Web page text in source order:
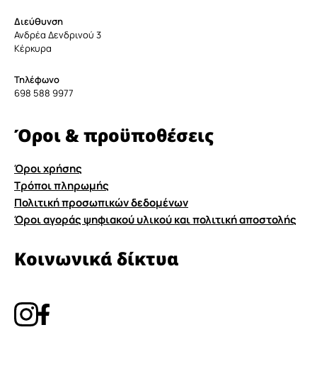
Διεύθυνση
Ανδρέα Δενδρινού 3
Κέρκυρα
Τηλέφωνο
698 588 9977
Όροι & προϋποθέσεις
Όροι χρήσης
Τρόποι πληρωμής
Πολιτική προσωπικών δεδομένων
Όροι αγοράς ψηφιακού υλικού και πολιτική αποστολής
Κοινωνικά δίκτυα